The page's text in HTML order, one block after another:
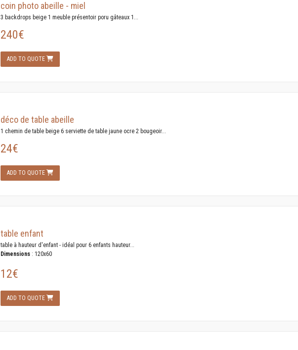
coin photo abeille - miel
3 backdrops beige 1 meuble présentoir poru gâteaux 1...
240€
ADD TO QUOTE
déco de table abeille
1 chemin de table beige 6 serviette de table jaune ocre 2 bougeoir...
24€
ADD TO QUOTE
table enfant
table à hauteur d'enfant - idéal pour 6 enfants hauteur...
Dimensions : 120x60
12€
ADD TO QUOTE